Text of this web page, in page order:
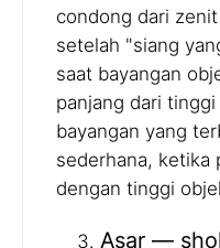
condong dari
setelah "siang
saat bayangan
panjang dari
bayangan yang
sederhana, ketika
dengan tinggi
Asar —